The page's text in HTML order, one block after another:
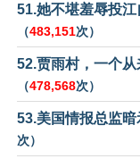
51.她不堪羞辱投
（483,151次）
52.贾雨村，一个
（478,568次）
53.美国情报总监
次）